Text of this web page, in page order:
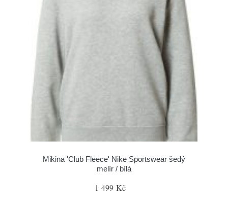
Mikina 'Club Fleece' Nike Sportswear šedý
melír / bílá
1 499 Kč